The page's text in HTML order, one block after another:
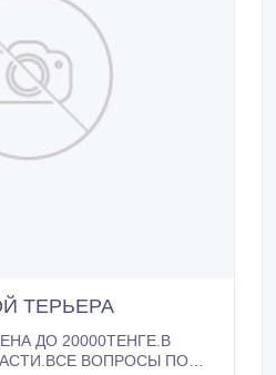
ТЕРЬЕРА
ДО 20000ТЕНГЕ.В
ВОПРОСЫ ПО